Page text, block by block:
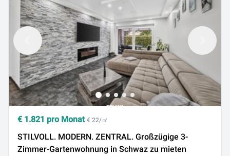
€ 1.821 pro Monat € 22/㎡
STILVOLL. MODERN. ZENTRAL. Großzügige 3-
Zimmer-Gartenwohnung in Schwaz zu mieten